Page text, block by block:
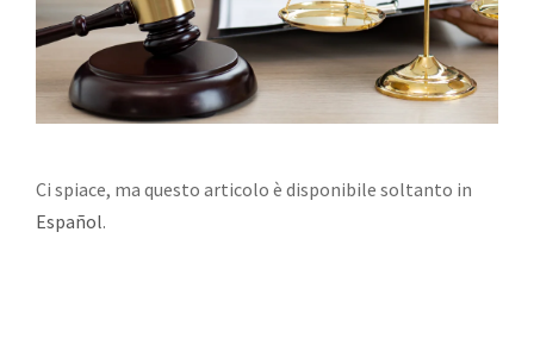
Ci spiace, ma questo articolo è disponibile soltanto in
Español.